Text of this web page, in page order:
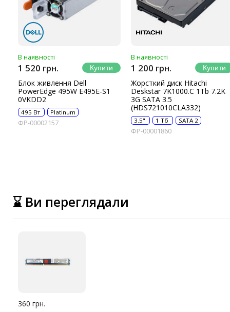
В наявності
1 520 грн.
Блок живлення Dell
PowerEdge 495W E495E-S1
0VKDD2
495 Вт Platinum
ФР-00002157
В наявності
1 200 грн.
Жорсткий диск Hitachi
Deskstar 7K1000.C 1Tb 7.2K
3G SATA 3.5
(HDS721010CLA332)
3.5" 1 Тб SATA 2
ФР-00001860
⌛ Ви переглядали
360 грн.